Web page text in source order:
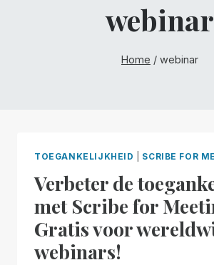
webinar
Home / webinar
TOEGANKELIJKHEID SCRIBE FOR
Verbeter de
met Scribe for
Gratis voor
webinars!